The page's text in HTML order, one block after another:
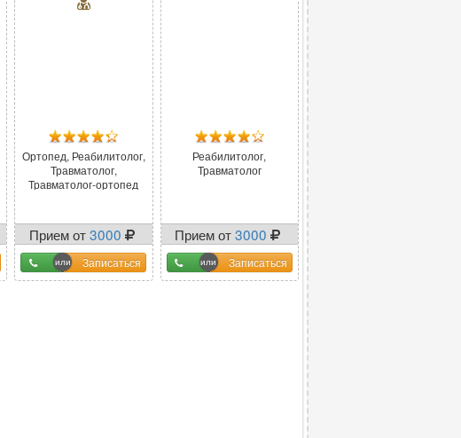
Ортопед, Реабилитолог,
Травматолог,
Травматолог-ортопед
Прием от3000
Записаться
Реабилитолог,
Травматолог
Прием от3000
Записаться